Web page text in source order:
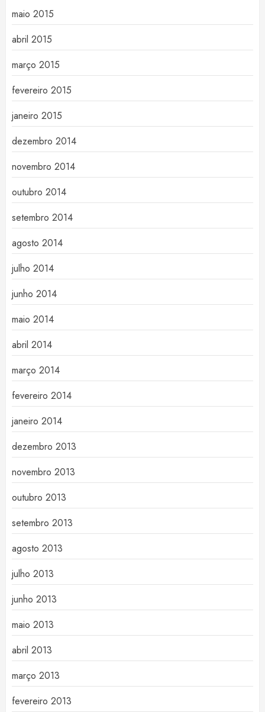
maio 2015
abril 2015
março 2015
fevereiro 2015
janeiro 2015
dezembro 2014
novembro 2014
outubro 2014
setembro 2014
agosto 2014
julho 2014
junho 2014
maio 2014
abril 2014
março 2014
fevereiro 2014
janeiro 2014
dezembro 2013
novembro 2013
outubro 2013
setembro 2013
agosto 2013
julho 2013
junho 2013
maio 2013
abril 2013
março 2013
fevereiro 2013